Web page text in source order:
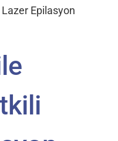
Lazer Epilasyon